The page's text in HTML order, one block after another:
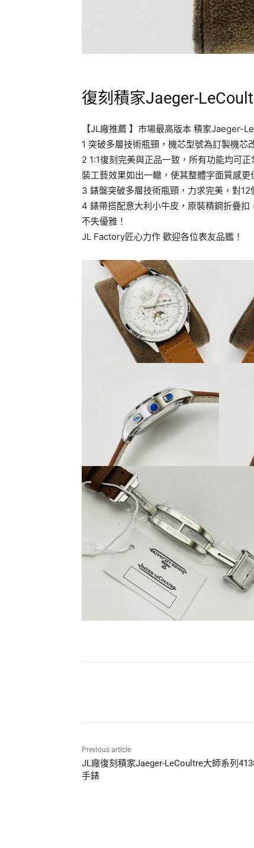
復刻積家Jaeger-
【JL廠推薦 】市場最高版本 積家Jaeger-
1 突破多層技術瓶頸，機芯型號為訂製機芯
2 1:1復刻完美與正品一致，所有功能均可
裝工藝效果如出一轍，使其整體字面質感更
3 錶盤突破多層技術瓶頸，力求完美，對
4 錶帶搭配意大利小牛皮，原裝精鋼折疊
不失優雅！
JL Factory匠心力作 歡迎各位表友品鑑！
Previous article
JL廠復刻積家Jaeger-LeCoultre大師系列
手錶